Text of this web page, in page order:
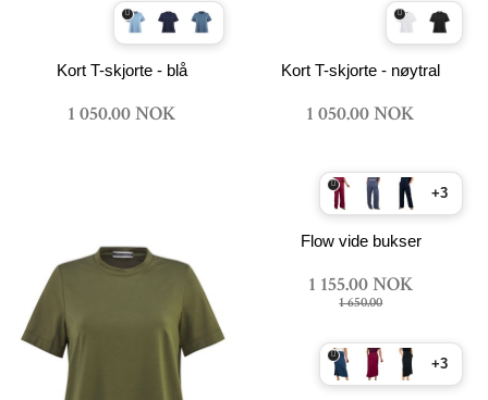
Kort T-skjorte - blå
1 050.00 NOK
Kort T-skjorte - nøytral
1 050.00 NOK
+3
Flow vide bukser
1 155.00 NOK
1 650.00
+3